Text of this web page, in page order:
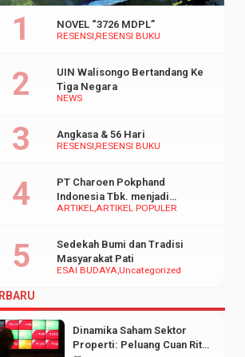
RESENSI RESENSI BUKU
NOVEL “3726 MDPL”
NEWS
UIN Walisongo Bertandang Ke
Tiga Negara
RESENSI RESENSI BUKU
Angkasa & 56 Hari
ARTIKELARTIKEL POPULER
PT Charoen Pokphand
Indonesia Tbk. menjadi
inspirasi Bagi UMKM di
ESAI BUDAYAUncategorized
Sedekah Bumi dan Tradisi
Masyarakat Pati
Dinamika Saham Sektor
Properti: Peluang Cuan Ritel